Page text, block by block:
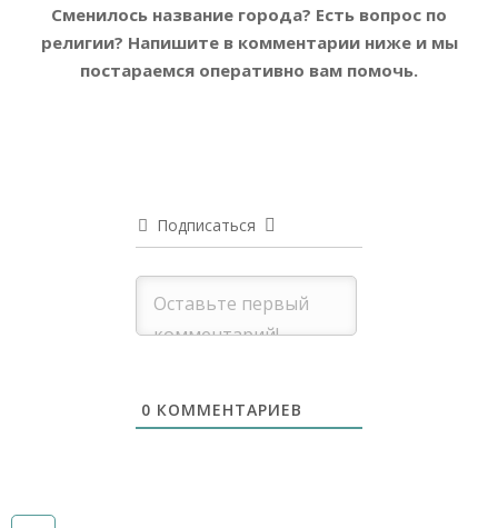
Сменилось название города? Есть вопрос по
религии? Напишите в комментарии ниже и мы
постараемся оперативно вам помочь.
Подписаться
0 КОММЕНТАРИЕВ